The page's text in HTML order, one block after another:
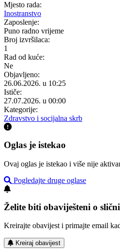
Mjesto rada:
Inostranstvo
Zaposlenje:
Puno radno vrijeme
Broj izvršilaca:
1
Rad od kuće:
Ne
Objavljeno:
26.06.2026. u 10:25
Ističe:
27.07.2026. u 00:00
Kategorije:
Zdravstvo i socijalna skrb
Oglas je istekao
Ovaj oglas je istekao i više nije
Pogledajte druge oglase
Želite biti obaviješteni o
Kreirajte obavijest i primajte email
Kreiraj obavijest